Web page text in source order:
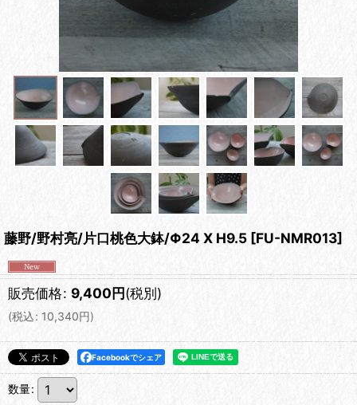
藤野/野村亮/片口桃色大鉢/Φ24 X H9.5 [FU-NMR013]
販売価格: 9,400円(税別)
(税込: 10,340円)
Facebookでシェア
数量: